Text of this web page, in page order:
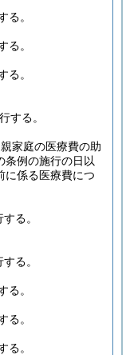
る。
る。
る。
する。
家庭の医療費の助
条例の施行の日以
に係る医療費につ
る。
る。
る。
る。
る。